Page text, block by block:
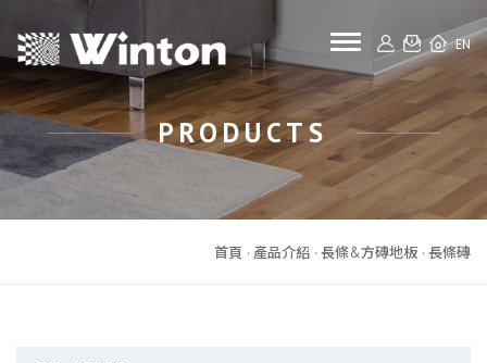
toggle EN
PRODUCTS
首頁 產品介紹 長條&方磚地板 長條磚